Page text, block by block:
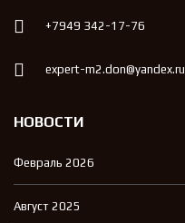
+7949 342-17-76
expert-m2.don@yandex.ru
НОВОСТИ
Февраль 2026
Август 2025